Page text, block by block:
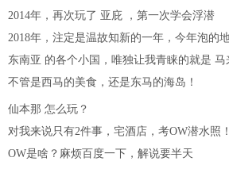
2014年，再次玩了 亚庇 ，第一次学会浮潜
2018年，注定是温故知新的一年，今年泡的
东南亚 的各个小国，唯独让我青睐的就是 马
不管是西马的美食，还是东马的海岛！
仙本那 怎么玩？
对我来说只有2件事，宅酒店，考OW潜水照！
OW是啥？麻烦百度一下，解说要半天